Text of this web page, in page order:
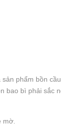
phẩm bồn
bao bì phải sắc
mờ.